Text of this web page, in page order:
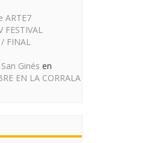
ARTE7
FESTIVAL
/ FINAL
Ginés en
EN LA CORRALA